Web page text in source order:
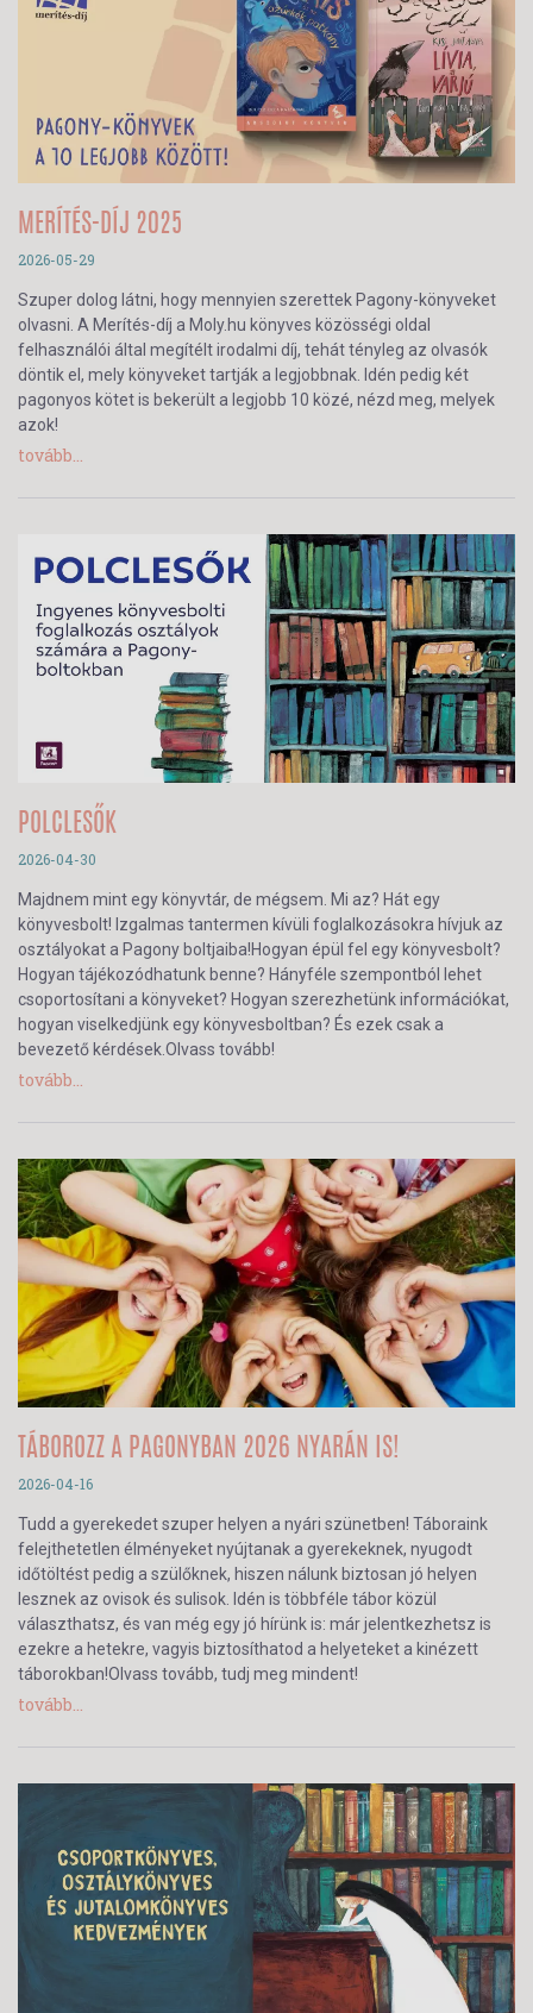
MERÍTÉS-DÍJ 2025
2026-05-29
Szuper dolog látni, hogy mennyien szerettek Pagony-könyveket
olvasni. A Merítés-díj a Moly.hu könyves közösségi oldal
felhasználói által megítélt irodalmi díj, tehát tényleg az olvasók
döntik el, mely könyveket tartják a legjobbnak. Idén pedig két
pagonyos kötet is bekerült a legjobb 10 közé, nézd meg, melyek
azok!
tovább...
POLCLESŐK
2026-04-30
Majdnem mint egy könyvtár, de mégsem. Mi az? Hát egy
könyvesbolt! Izgalmas tantermen kívüli foglalkozásokra hívjuk az
osztályokat a Pagony boltjaiba!Hogyan épül fel egy könyvesbolt?
Hogyan tájékozódhatunk benne? Hányféle szempontból lehet
csoportosítani a könyveket? Hogyan szerezhetünk információkat,
hogyan viselkedjünk egy könyvesboltban? És ezek csak a
bevezető kérdések.Olvass tovább!
tovább...
TÁBOROZZ A PAGONYBAN 2026 NYARÁN IS!
2026-04-16
Tudd a gyerekedet szuper helyen a nyári szünetben! Táboraink
felejthetetlen élményeket nyújtanak a gyerekeknek, nyugodt
időtöltést pedig a szülőknek, hiszen nálunk biztosan jó helyen
lesznek az ovisok és sulisok. Idén is többféle tábor közül
választhatsz, és van még egy jó hírünk is: már jelentkezhetsz is
ezekre a hetekre, vagyis biztosíthatod a helyeteket a kinézett
táborokban!Olvass tovább, tudj meg mindent!
tovább...